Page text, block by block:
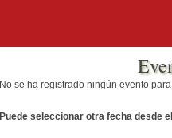
No se ha registrado ningún evento
Puede seleccionar otra fecha desde